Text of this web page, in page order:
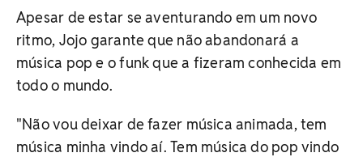
Apesar de estar se aventurando em um novo
ritmo, Jojo garante que não abandonará a
música pop e o funk que a fizeram conhecida em
todo o mundo.
"Não vou deixar de fazer música animada, tem
música minha vindo aí. Tem música do pop vindo